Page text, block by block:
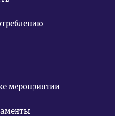
мероприятии